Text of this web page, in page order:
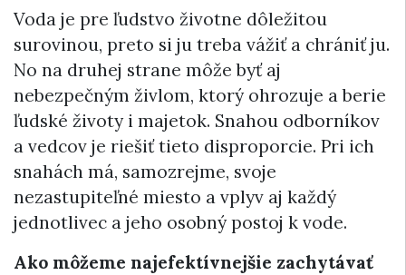
Voda je pre ľudstvo životne dôležitou
surovinou, preto si ju treba vážiť a chrániť ju.
No na druhej strane môže byť aj
nebezpečným živlom, ktorý ohrozuje a berie
ľudské životy i majetok. Snahou odborníkov
a vedcov je riešiť tieto disproporcie. Pri ich
snahách má, samozrejme, svoje
nezastupiteľné miesto a vplyv aj každý
jednotlivec a jeho osobný postoj k vode.
Ako môžeme najefektívnejšie zachytávať